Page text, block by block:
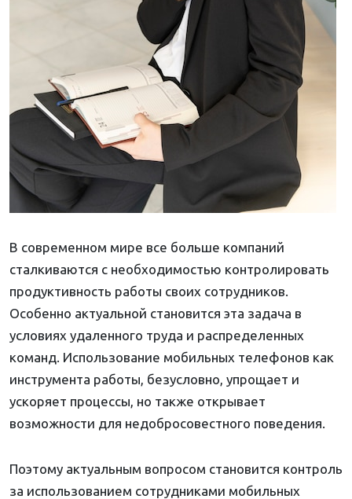
В современном мире все больше компаний
сталкиваются с необходимостью контролировать
продуктивность работы своих сотрудников.
Особенно актуальной становится эта задача в
условиях удаленного труда и распределенных
команд. Использование мобильных телефонов как
инструмента работы, безусловно, упрощает и
ускоряет процессы, но также открывает
возможности для недобросовестного поведения.
Поэтому актуальным вопросом становится контроль
за использованием сотрудниками мобильных